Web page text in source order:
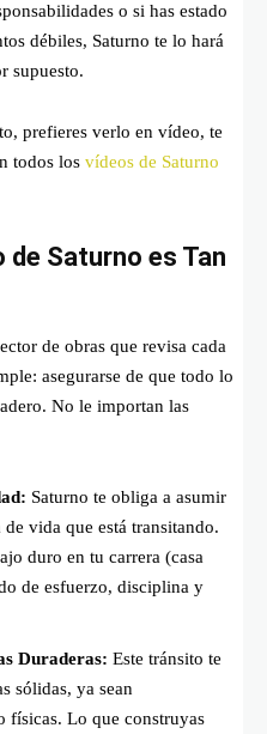
o si has estado
débiles, Saturno te lo hará
supuesto.
prefieres verlo en vídeo, te
todos los vídeos de Saturno
de Saturno es Tan
de obras que revisa cada
asegurarse de que todo lo
No le importan las
Saturno te obliga a asumir
vida que está transitando.
duro en tu carrera (casa
de esfuerzo, disciplina y
Duraderas: Este tránsito te
sólidas, ya sean
físicas. Lo que construyas